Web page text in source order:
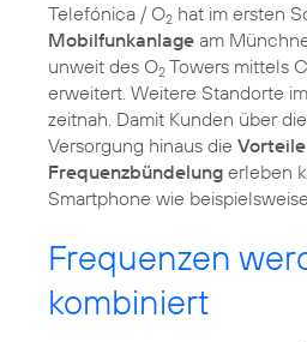
Telefónica / O2 hat im ersten
Mobilfunkanlage am
unweit des O2 Towers mittels
erweitert. Weitere Standorte
zeitnah. Damit Kunden über
Versorgung hinaus die
Frequenzbündelung erleben
Smartphone wie
Frequenzen
kombiniert